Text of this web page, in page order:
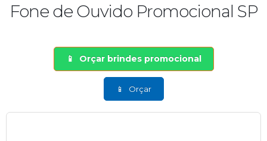
Fone de Ouvido Promocional SP
Orçar brindes promocional
Orçar